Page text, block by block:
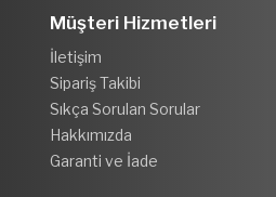
Müşteri Hizmetleri
İletişim
Sipariş Takibi
Sıkça Sorulan Sorular
Hakkımızda
Garanti ve İade